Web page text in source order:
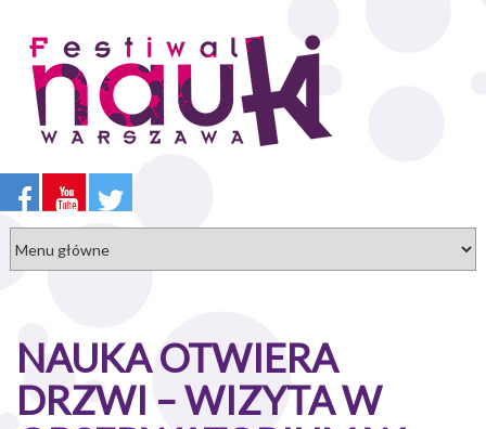
treści
NAUKA OTWIERA
DRZWI – WIZYTA W